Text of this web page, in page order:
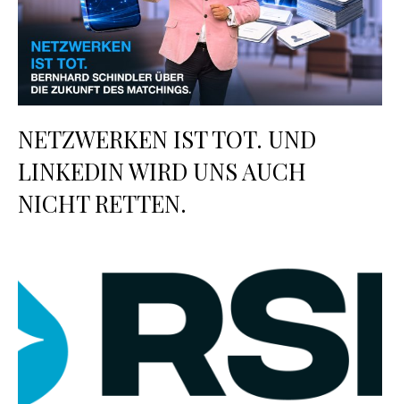
NETZWERKEN IST TOT. UND
LINKEDIN WIRD UNS AUCH
NICHT RETTEN.